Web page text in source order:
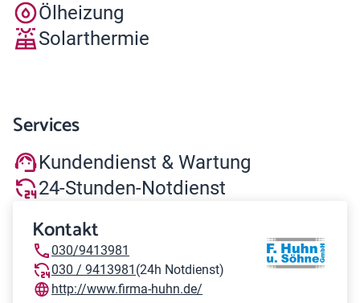
Ölheizung
Solarthermie
Services
Kundendienst & Wartung
24-Stunden-Notdienst
Kontakt
030/9413981
030 / 9413981 (24h Notdienst)
http://www.firma-huhn.de/